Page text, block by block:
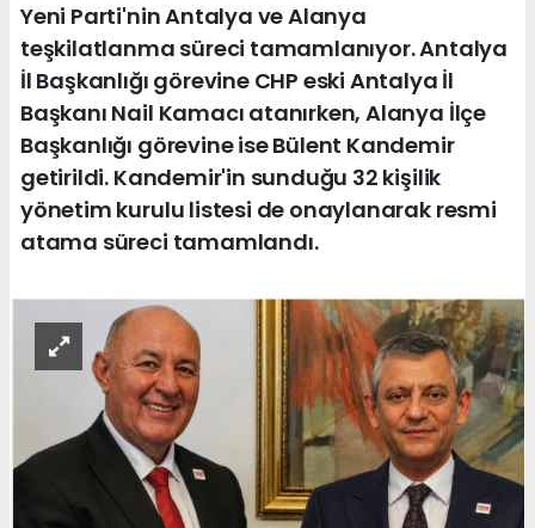
Yeni Parti'nin Antalya ve Alanya
teşkilatlanma süreci tamamlanıyor. Antalya
İl Başkanlığı görevine CHP eski Antalya İl
Başkanı Nail Kamacı atanırken, Alanya İlçe
Başkanlığı görevine ise Bülent Kandemir
getirildi. Kandemir'in sunduğu 32 kişilik
yönetim kurulu listesi de onaylanarak resmi
atama süreci tamamlandı.